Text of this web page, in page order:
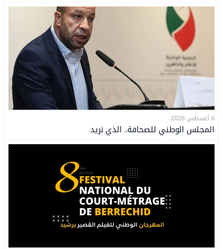
6 أغسطس 2026
المجلس الوطني للصحافة.. الذي نريد